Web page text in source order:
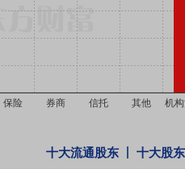
十大流通股东 十大股东